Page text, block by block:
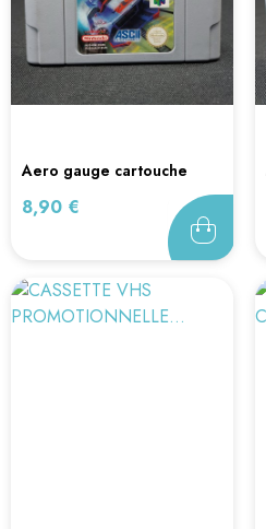
aero gauge cartouche
Prix
8,90 €